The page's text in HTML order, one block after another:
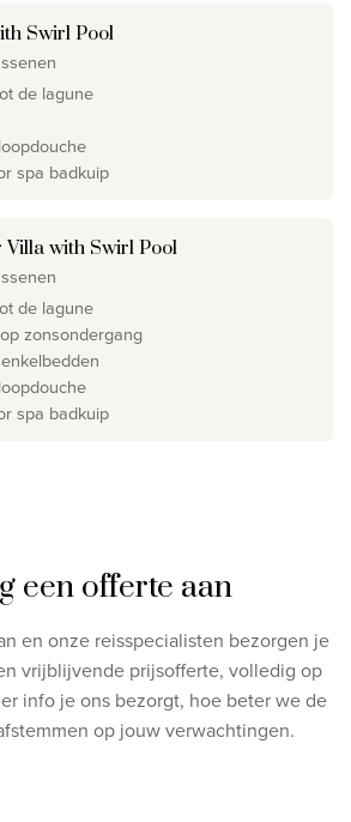
Swirl Pool
de lagune
spa badkuip
with Swirl Pool
de lagune
zonsondergang
spa badkuip
een offerte aan
en onze reisspecialisten bezorgen je
vrijblijvende prijsofferte, volledig op
info je ons bezorgt, hoe beter we de
op jouw verwachtingen.